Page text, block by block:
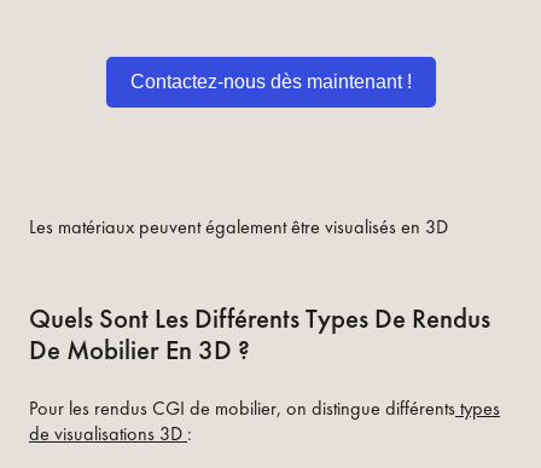
Contactez-nous dès maintenant !
Les matériaux peuvent également être visualisés en 3D
Quels Sont Les Différents Types De Rendus
De Mobilier En 3D ?
Pour les rendus CGI de mobilier, on distingue différentstypes
de visualisations 3D :